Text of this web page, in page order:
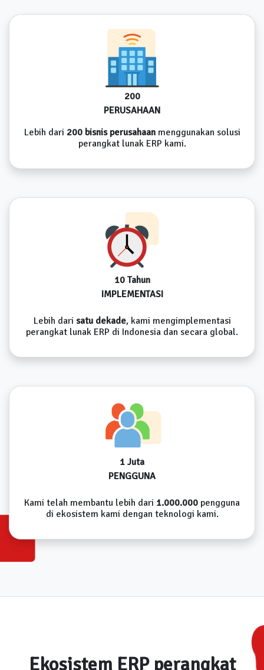
200
PERUSAHAAN
Lebih dari 200 bisnis perusahaanmenggunakan solusi
perangkat lunak ERP kami.
10 Tahun
IMPLEMENTASI
Lebih dari satu dekade, kami mengimplementasi
perangkat lunak ERP di Indonesia dan secara global.
1 Juta
PENGGUNA
Kami telah membantu lebih dari 1.000.000 pengguna
di ekosistem kami dengan teknologi kami.
Ekosistem ERP perangkat